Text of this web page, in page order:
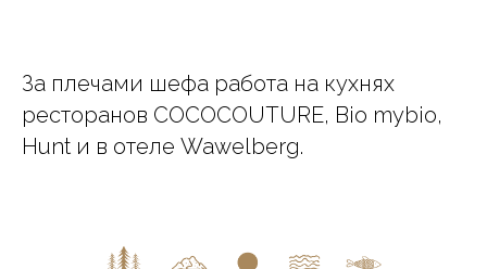
За плечами шефа работа на кухнях
ресторанов COCOCOUTURE, Bio mybio,
Hunt и в отеле Wawelberg.